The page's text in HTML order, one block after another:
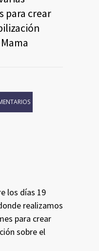
para crear
los días 19
realizamos
para crear
sobre el